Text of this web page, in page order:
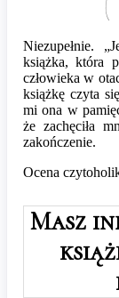
Niezupełnie.
książka, która
człowieka w
książkę czyta
mi ona w
że zachęciła
zakończenie.
Ocena
Masz